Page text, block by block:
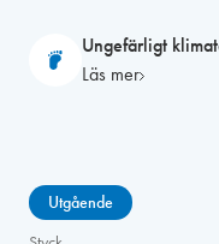
Ungefärligt
Läs mer
Utgående